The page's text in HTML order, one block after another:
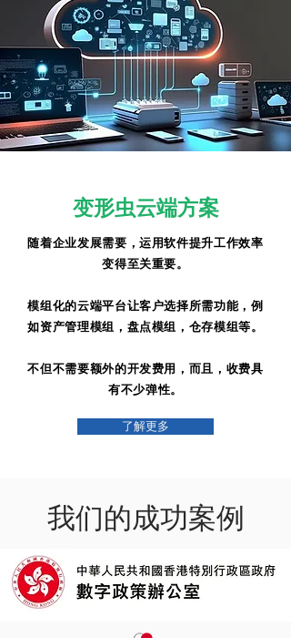
变形虫云端方案
随着企业发展需要，运用软件提升工作效率
变得至关重要。
模组化的云端平台让客户选择所需功能，例
如资产管理模组，盘点模组，仓存模组等。
不但不需要额外的开发费用，而且，收费具
有不少弹性。
了解更多
我们的成功案例